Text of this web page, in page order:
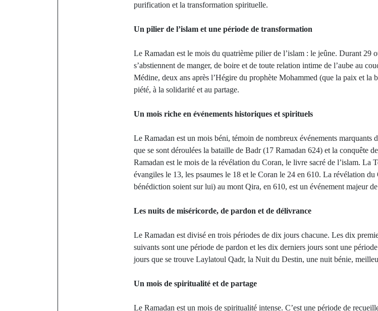
purification et la transformation spirituelle.
Un pilier de l’islam et une période de transformation
Le Ramadan est le mois du quatrième pilier de l’islam : le jeûne. Durant 29
s’abstiennent de manger, de boire et de toute relation intime de l’aube au
Médine, deux ans après l’Hégire du prophète Mohammed (que la paix et la
piété, à la solidarité et au partage.
Un mois riche en événements historiques et spirituels
Le Ramadan est un mois béni, témoin de nombreux événements marquants
que se sont déroulées la bataille de Badr (17 Ramadan 624) et la conquête
Ramadan est le mois de la révélation du Coran, le livre sacré de l’islam. La
évangiles le 13, les psaumes le 18 et le Coran le 24 en 610. La révélation
bénédiction soient sur lui) au mont Qira, en 610, est un événement majeur
Les nuits de miséricorde, de pardon et de délivrance
Le Ramadan est divisé en trois périodes de dix jours chacune. Les dix
suivants sont une période de pardon et les dix derniers jours sont une
jours que se trouve Laylatoul Qadr, la Nuit du Destin, une nuit bénie,
Un mois de spiritualité et de partage
Le Ramadan est un mois de spiritualité intense. C’est une période de